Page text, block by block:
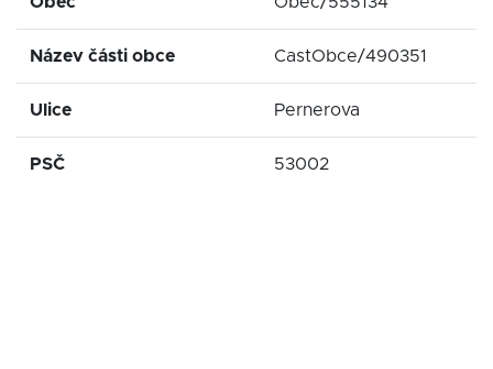
Název části obce CastObce/490351
Ulice Pernerova
PSČ 53002